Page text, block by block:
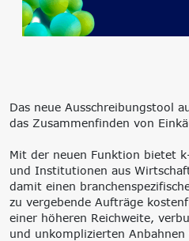
‘Lernen formt
Zukunft’
Transformation,
Umsetzung
Internationalisierung
k-branche.de
Portfolio
Doppelte
Strategien
Corporate
Footprint
Environmental
Declaration
Das neue Ausschreibungstool
das Zusammenfinden von
Mit der neuen Funktion bietet
und Institutionen aus
damit einen
zu vergebende Aufträge
einer höheren Reichweite,
und unkomplizierten Anbahnen